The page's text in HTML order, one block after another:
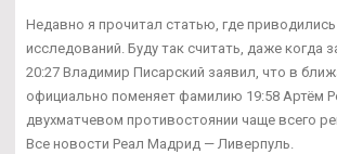
Недавно я прочитал статью, где
исследований. Буду так считать, даже когда
20:27 Владимир Писарский заявил, что в
официально поменяет фамилию 19:58 Артём
двухматчевом противостоянии чаще всего
Все новости Реал Мадрид — Ливерпуль.